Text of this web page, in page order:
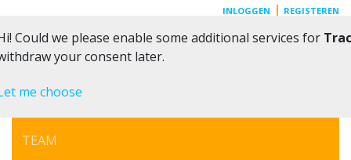
INLOGGEN | REGISTEREN
TEAM
Could we please enable some additional services for
your consent later.
me choose